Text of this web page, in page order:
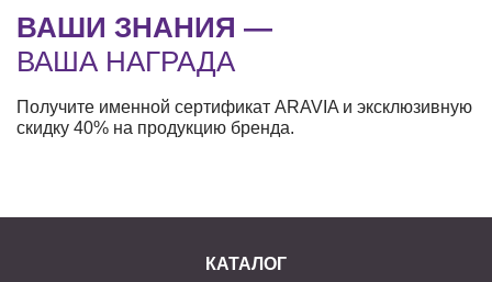
ВАШИ ЗНАНИЯ —
ВАША НАГРАДА
Получите именной сертификат ARAVIA и эксклюзивную
скидку 40% на продукцию бренда.
КАТАЛОГ